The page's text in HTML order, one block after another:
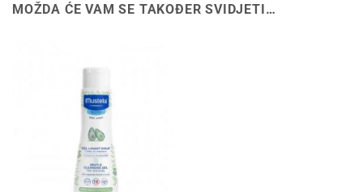
MOŽDA ĆE VAM SE TAKOĐER SVIDJETI…